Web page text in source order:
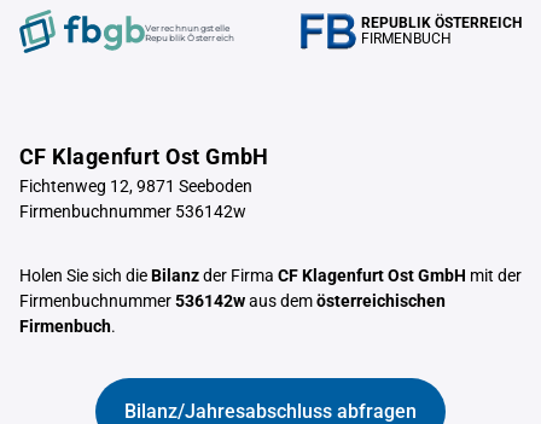
Verrechnungstelle
Republik Österreich
REPUBLIK ÖSTERREICH
FIRMENBUCH
CF Klagenfurt Ost GmbH
Fichtenweg 12, 9871 Seeboden
Firmenbuchnummer 536142w
Holen Sie sich dieBilanzder Firma CF Klagenfurt Ost GmbH mit der
Firmenbuchnummer536142waus demösterreichischen
Firmenbuch.
Bilanz/Jahresabschluss abfragen